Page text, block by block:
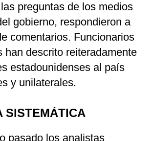
preguntas de los medios
gobierno, respondieron a
comentarios. Funcionarios
han descrito reiteradamente
estadounidenses al país
y unilaterales.
SISTEMÁTICA
pasado los analistas